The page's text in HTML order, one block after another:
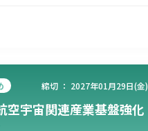
締切 ： 2027年01月29日(金)
宇宙関連産業基盤強化